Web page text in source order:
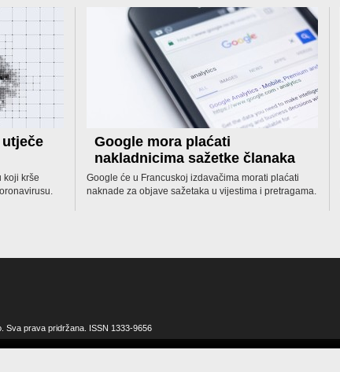
koji krše
Google mora plaćati
nakladnicima sažetke članaka
Google će u Francuskoj izdavačima morati plaćati
naknade za objave sažetaka u vijestima i pretragama.
Sva prava pridržana. ISSN 1333-9656